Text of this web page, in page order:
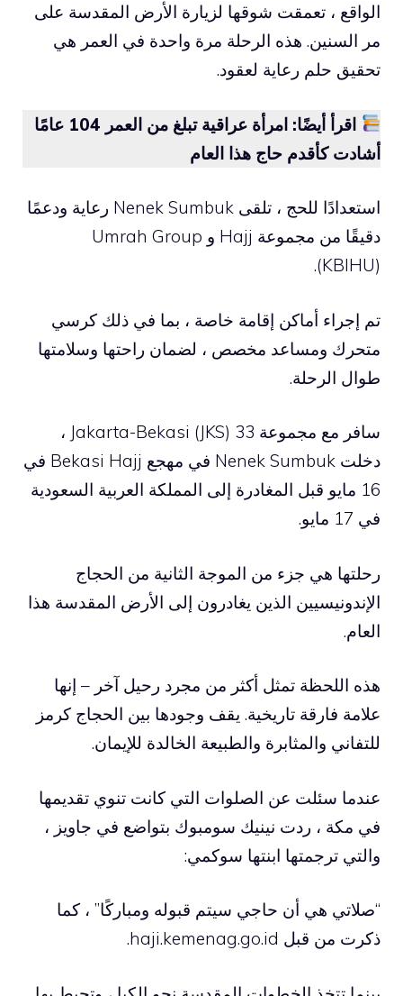
الواقع ، تعمقت شوقها لزيارة الأرض المقدسة على
مر السنين. هذه الرحلة مرة واحدة في العمر هي
تحقيق حلم رعاية لعقود.
اقرأ أيضًا: امرأة عراقية تبلغ من العمر 104 عامًا
أشادت كأقدم حاج هذا العام
استعدادًا للحج ، تلقى Nenek Sumbuk رعاية ودعمًا
دقيقًا من مجموعة Hajj و Umrah Group
(KBIHU).
تم إجراء أماكن إقامة خاصة ، بما في ذلك كرسي
متحرك ومساعد مخصص ، لضمان راحتها وسلامتها
طوال الرحلة.
سافر مع مجموعة Jakarta-Bekasi (JKS) 33 ،
دخلت Nenek Sumbuk في مهجع Bekasi Hajj في
16 مايو قبل المغادرة إلى المملكة العربية السعودية
في 17 مايو.
رحلتها هي جزء من الموجة الثانية من الحجاج
الإندونيسيين الذين يغادرون إلى الأرض المقدسة هذا
العام.
هذه اللحظة تمثل أكثر من مجرد رحيل آخر – إنها
علامة فارقة تاريخية. يقف وجودها بين الحجاج كرمز
للتفاني والمثابرة والطبيعة الخالدة للإيمان.
عندما سئلت عن الصلوات التي كانت تنوي تقديمها
في مكة ، ردت نينيك سومبوك بتواضع في جاويز ،
والتي ترجمتها ابنتها سوكمي:
“صلاتي هي أن حاجي سيتم قبوله ومباركًا” ، كما
ذكرت من قبل haji.kemenag.go.id.